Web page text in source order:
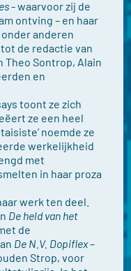
- waarvoor zij de
ontving – en haar
onder anderen
de redactie van
Theo Sontrop, Alain
en
toont ze zich
ze een heel
noemde ze
werkelijkheid
met
in haar proza
werk ten deel.
De held van het
de
De N.V. Dopiflex–
Strop, voor